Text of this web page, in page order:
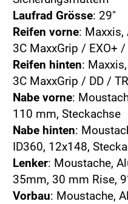
Laufrad Grösse: 29"
Reifen vorne: Maxxis,
3C MaxxGrip / EXO+
Reifen hinten:
3C MaxxGrip / DD /
Nabe vorne:
110 mm, Steckachse
Nabe hinten:
ID360, 12x148,
Lenker: Moustache,
35mm, 30 mm Rise,
Vorbau: Moustache,